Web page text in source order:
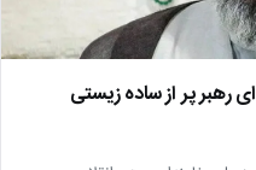
پر از ساده زیستی